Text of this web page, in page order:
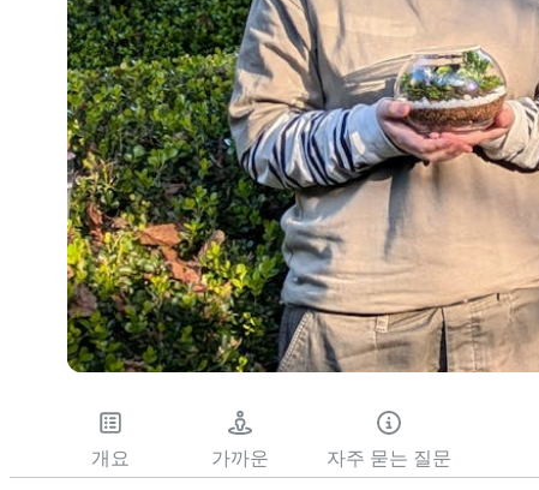
개요 가까운 자주 묻는 질문